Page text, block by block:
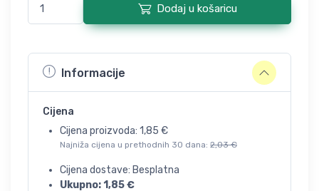
Dodaj u košaricu
Informacije
Cijena
Cijena proizvoda: 1,85 €
Najniža cijena u prethodnih 30 dana: 2,03 €
Cijena dostave: Besplatna
Ukupno:1,85€